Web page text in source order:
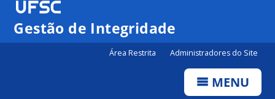
Gestão de Integridade
Área Restrita Administradores do Site
MENU